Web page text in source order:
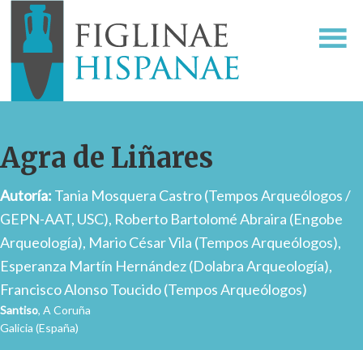
Agra de Liñares
Autoría: Tania Mosquera Castro (Tempos Arqueólogos /
GEPN-AAT, USC), Roberto Bartolomé Abraira (Engobe
Arqueología), Mario César Vila (Tempos Arqueólogos),
Esperanza Martín Hernández (Dolabra Arqueología),
Francisco Alonso Toucido (Tempos Arqueólogos)
Santiso, A Coruña
Galicia (España)